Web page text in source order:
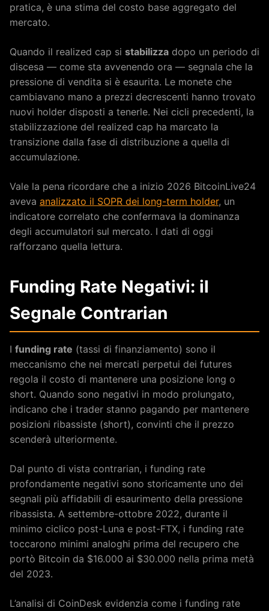
pratica, è una stima del costo base aggregato del
mercato.
Quando il realized cap si stabilizza dopo un periodo di
discesa — come sta avvenendo ora — segnala che la
pressione di vendita si è esaurita. Le monete che
cambiavano mano a prezzi decrescenti hanno trovato
nuovi holder disposti a tenerle. Nei cicli precedenti, la
stabilizzazione del realized cap ha marcato la
transizione dalla fase di distribuzione a quella di
accumulazione.
Vale la pena ricordare che a inizio 2026 BitcoinLive24
aveva analizzato il SOPR dei long-term holder, un
indicatore correlato che confermava la dominanza
degli accumulatori sul mercato. I dati di oggi
rafforzano quella lettura.
Funding Rate Negativi: il
Segnale Contrarian
I funding rate (tassi di finanziamento) sono il
meccanismo che nei mercati perpetui dei futures
regola il costo di mantenere una posizione long o
short. Quando sono negativi in modo prolungato,
indicano che i trader stanno pagando per mantenere
posizioni ribassiste (short), convinti che il prezzo
scenderà ulteriormente.
Dal punto di vista contrarian, i funding rate
profondamente negativi sono storicamente uno dei
segnali più affidabili di esaurimento della pressione
ribassista. A settembre-ottobre 2022, durante il
minimo ciclico post-Luna e post-FTX, i funding rate
toccarono minimi analoghi prima del recupero che
portò Bitcoin da $16.000 ai $30.000 nella prima metà
del 2023.
L’analisi di CoinDesk evidenzia come i funding rate